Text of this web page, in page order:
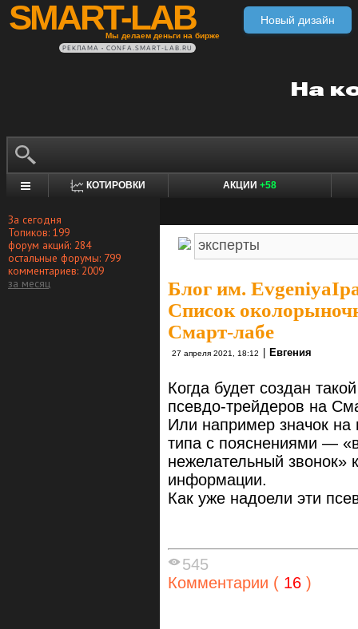
SMART-LAB
Мы делаем деньги на бирже
Новый дизайн
РЕКЛАМА • CONFA.SMART-LAB.RU
КОТИРОВКИ АКЦИИ +58
За сегодня
Топиков: 199
форум акций: 284
остальные форумы: 799
комментариев: 2009
за месяц
Блог им.
Список
Смарт-лабе
27 апреля 2021, 18:12 Евгения
Когда будет создан
псевдо-трейдеров на
Или например значок
типа с пояснениями —
нежелательный звонок»
информации.
Как уже надоели эти
545
Комментарии ( 16 )